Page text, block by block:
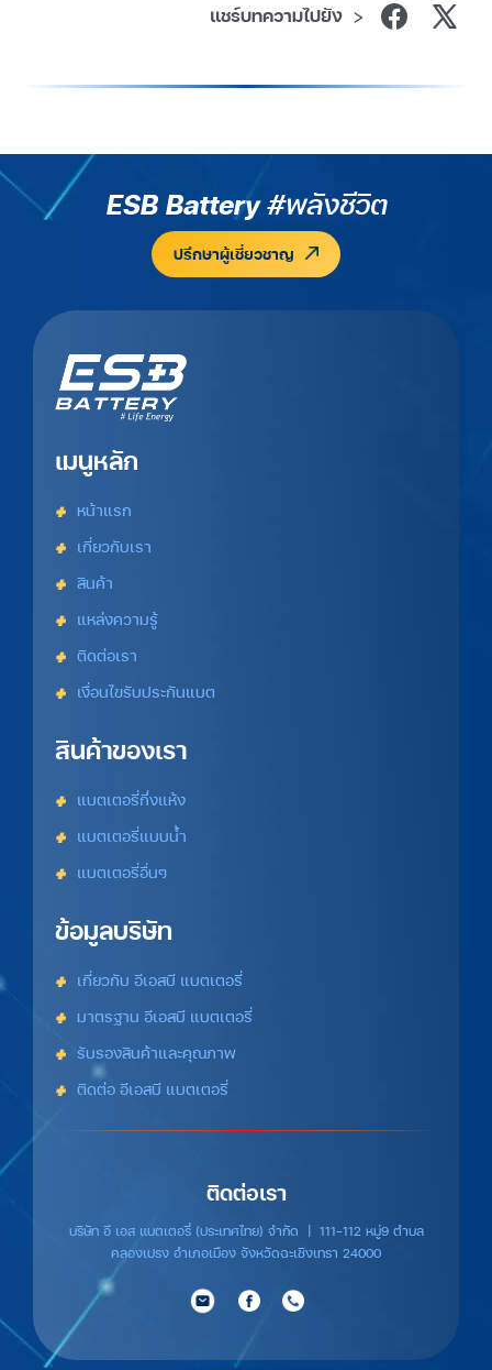
แชร์บทความไปยัง >
ESB Battery#พลังชีวิต
ปรึกษาผู้เชี่ยวชาญ
เมนูหลัก
หน้าแรก
เกี่ยวกับเรา
สินค้า
แหล่งความรู้
ติดต่อเรา
เงื่อนไขรับประกันแบต
สินค้าของเรา
แบตเตอรี่กึ่งแห้ง
แบตเตอรี่แบบน้ำ
แบตเตอรี่อื่นๆ
ข้อมูลบริษัท
เกี่ยวกับ อีเอสบี แบตเตอรี่
มาตรฐาน อีเอสบี แบตเตอรี่
รับรองสินค้าและคุณภาพ
ติดต่อ อีเอสบี แบตเตอรี่
ติดต่อเรา
บริษัท อี เอส แบตเตอรี่ (ประเทศไทย) จำกัด | 111-112 หมู่9 ตำบล
คลองเปรง อำเภอเมือง จังหวัดฉะเชิงเทรา 24000